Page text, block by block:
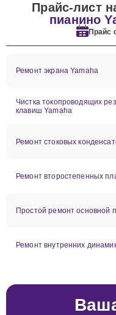
Прайс-лист
пианино
Прайс
Ремонт экрана Yamaha
Чистка токопроводящих
клавиш Yamaha
Ремонт стоковых
Ремонт второстепенных
Простой ремонт основной
Ремонт внутренних